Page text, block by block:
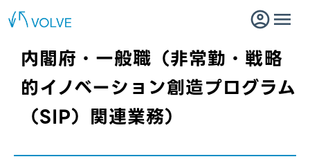
内閣府・一般職（非常勤・戦略
的イノベーション創造プログラム
（SIP）関連業務）